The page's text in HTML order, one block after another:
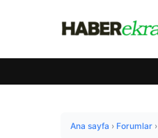
Ana sayfa › Forumlar ›